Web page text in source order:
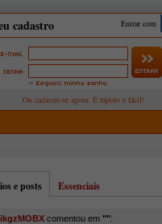
Entrar com
e posts Essenciais
ikgzMOBX comentou em "":